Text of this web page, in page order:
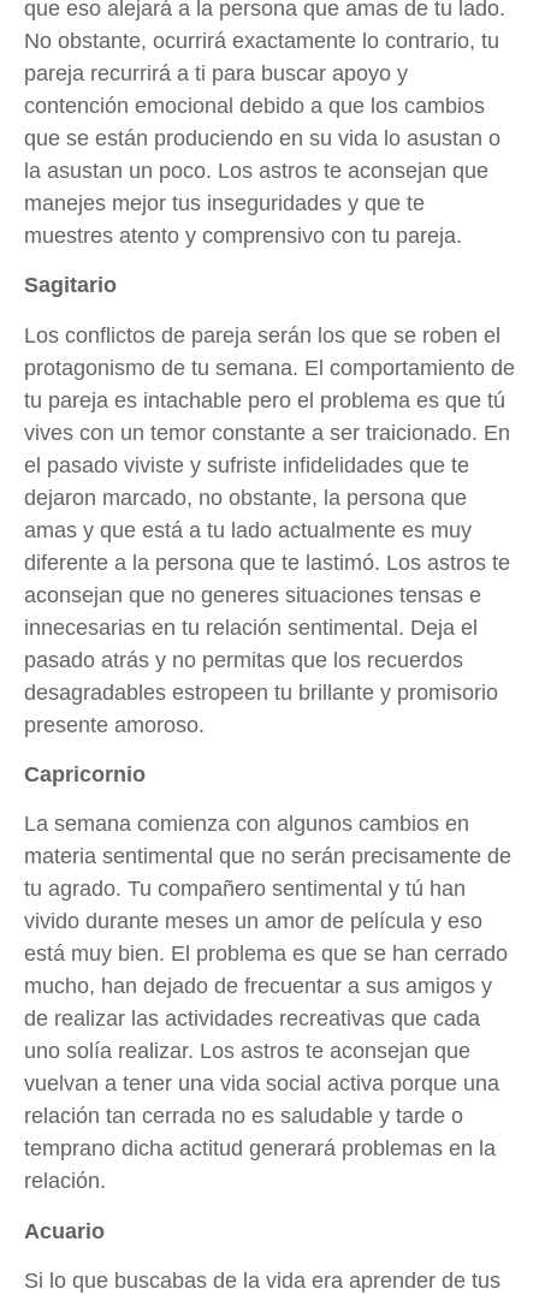
que eso alejará a la persona que amas de tu lado.
No obstante, ocurrirá exactamente lo contrario, tu
pareja recurrirá a ti para buscar apoyo y
contención emocional debido a que los cambios
que se están produciendo en su vida lo asustan o
la asustan un poco. Los astros te aconsejan que
manejes mejor tus inseguridades y que te
muestres atento y comprensivo con tu pareja.
Sagitario
Los conflictos de pareja serán los que se roben el
protagonismo de tu semana. El comportamiento de
tu pareja es intachable pero el problema es que tú
vives con un temor constante a ser traicionado. En
el pasado viviste y sufriste infidelidades que te
dejaron marcado, no obstante, la persona que
amas y que está a tu lado actualmente es muy
diferente a la persona que te lastimó. Los astros te
aconsejan que no generes situaciones tensas e
innecesarias en tu relación sentimental. Deja el
pasado atrás y no permitas que los recuerdos
desagradables estropeen tu brillante y promisorio
presente amoroso.
Capricornio
La semana comienza con algunos cambios en
materia sentimental que no serán precisamente de
tu agrado. Tu compañero sentimental y tú han
vivido durante meses un amor de película y eso
está muy bien. El problema es que se han cerrado
mucho, han dejado de frecuentar a sus amigos y
de realizar las actividades recreativas que cada
uno solía realizar. Los astros te aconsejan que
vuelvan a tener una vida social activa porque una
relación tan cerrada no es saludable y tarde o
temprano dicha actitud generará problemas en la
relación.
Acuario
Si lo que buscabas de la vida era aprender de tus